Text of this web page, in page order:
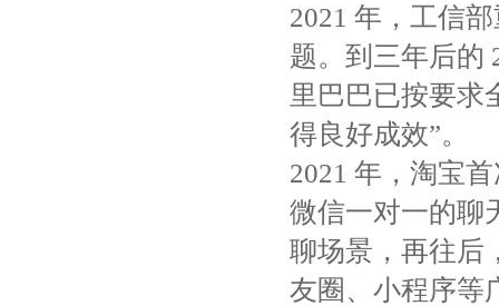
2021 年，工信
题。到三年后的
里巴巴已按要求
得良好成效”。
2021 年，淘宝
微信一对一的聊
聊场景，再往后
友圈、小程序等